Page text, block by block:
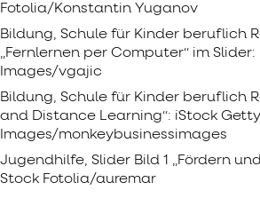
Fotolia/Konstantin Yuganov
Bildung, Schule für Kinder beruflich
„Fernlernen per Computer“ im
Images/vgajic
Bildung, Schule für Kinder beruflich
and Distance Learning“: iStock Getty
Images/monkeybusinessimages
Jugendhilfe, Slider Bild 1 „Fördern
Stock Fotolia/auremar